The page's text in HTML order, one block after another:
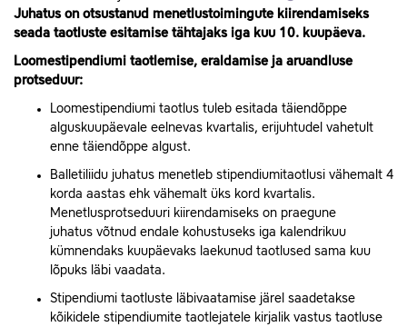
Juhatus on otsustanud menetlustoimingute kiirendamiseks
seada taotluste esitamise tähtajaks iga kuu 10. kuupäeva.
Loomestipendiumi taotlemise, eraldamise ja aruandluse
protseduur:
Loomestipendiumi taotlus tuleb esitada täiendõppe
alguskuupäevale eelnevas kvartalis, erijuhtudel vahetult
enne täiendõppe algust.
Balletiliidu juhatus menetleb stipendiumitaotlusi vähemalt 4
korda aastas ehk vähemalt üks kord kvartalis.
Menetlusprotseduuri kiirendamiseks on praegune
juhatus võtnud endale kohustuseks iga kalendrikuu
kümnendaks kuupäevaks laekunud taotlused sama kuu
lõpuks läbi vaadata.
Stipendiumi taotluste läbivaatamise järel saadetakse
kõikidele stipendiumite taotlejatele kirjalik vastus taotluse